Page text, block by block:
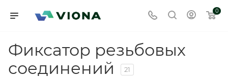
0
Фиксатор резьбовых
соединений
21